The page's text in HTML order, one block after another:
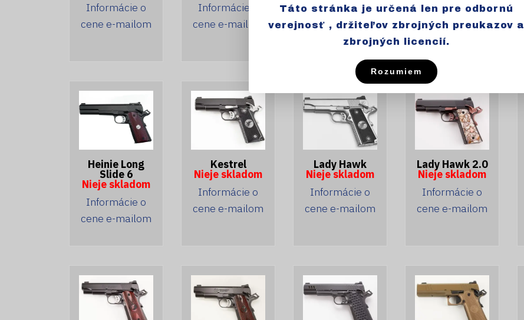
Informácie o
cene e-mailom
Informácie o
cene e-mailom
Informácie o
cene e-mailom
Informácie o
cene e-mailom
Heinie Long
Slide 6
Nieje skladom
Informácie o
cene e-mailom
Kestrel
Nieje skladom
Informácie o
cene e-mailom
Lady Hawk
Nieje skladom
Informácie o
cene e-mailom
Lady Hawk 2.0
Nieje skladom
Informácie o
cene e-mailom
Táto stránka je určená len pre odbornú
verejnosť , držiteľov zbrojných preukazov a
zbrojných licencií.
Rozumiem